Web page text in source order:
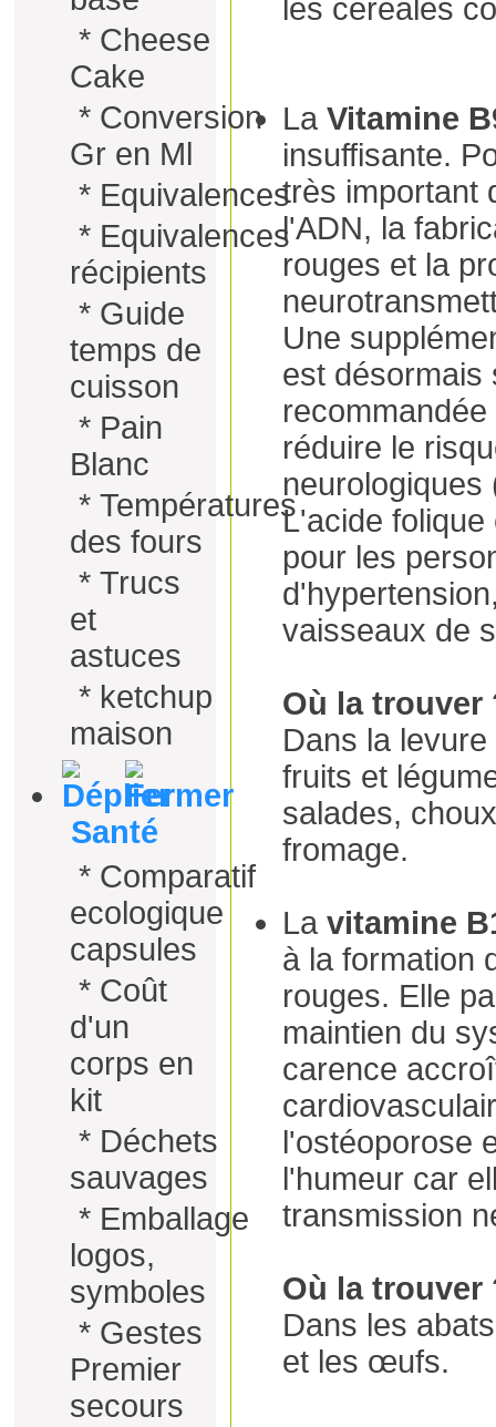
* Cheese
Cake
* Conversion
Gr en Ml
* Equivalences
* Equivalences
récipients
* Guide
temps de
cuisson
* Pain
Blanc
* Températures
des fours
* Trucs
et
astuces
* ketchup
maison
Santé
* Comparatif
ecologique
capsules
* Coût
d'un
corps en
kit
* Déchets
sauvages
* Emballage
logos,
symboles
* Gestes
Premier
secours
les céréales
La Vitamine
insuffisante.
très important
l'ADN, la
rouges et la
Une
est désormais
réduire le
neurologiques
L'acide
pour les
vaisseaux de
Où la trouver
Dans la
fruits et
salades,
fromage.
La vitamine
à la formation
rouges. Elle
maintien du
carence
l'ostéoporose
l'humeur car
transmission
Où la trouver
Dans les
et les œufs.